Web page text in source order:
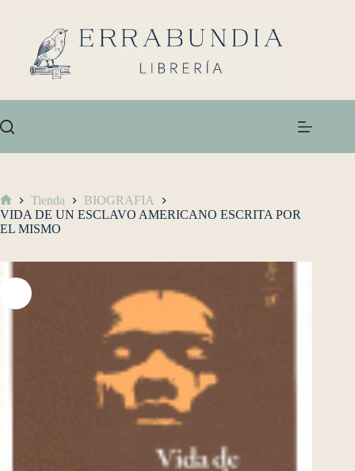
Tienda
BIOGRAFIA
VIDA DE UN ESCLAVO AMERICANO ESCRITA POR
EL MISMO